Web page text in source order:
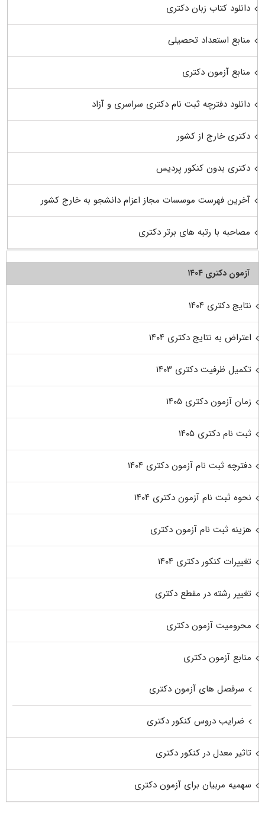
دانلود کتاب زبان دکتری
منابع استعداد تحصیلی
منابع آزمون دکتری
دانلود دفترچه ثبت نام دکتری سراسری و آزاد
دکتری خارج از کشور
دکتری بدون کنکور پردیس
آخرین فهرست موسسات مجاز اعزام دانشجو به خارج کشور
مصاحبه با رتبه های برتر دکتری
آزمون دکتری ۱۴۰۴
نتایج دکتری ۱۴۰۴
اعتراض به نتایج دکتری ۱۴۰۴
تکمیل ظرفیت دکتری ۱۴۰۳
زمان آزمون دکتری ۱۴۰۵
ثبت نام دکتری ۱۴۰۵
دفترچه ثبت نام آزمون دکتری ۱۴۰۴
نحوه ثبت نام آزمون دکتری ۱۴۰۴
هزینه ثبت نام آزمون دکتری
تغییرات کنکور دکتری ۱۴۰۴
تغییر رشته در مقطع دکتری
محرومیت آزمون دکتری
منابع آزمون دکتری
سرفصل های آزمون دکتری
ضرایب دروس کنکور دکتری
تاثیر معدل در کنکور دکتری
سهمیه مربیان برای آزمون دکتری